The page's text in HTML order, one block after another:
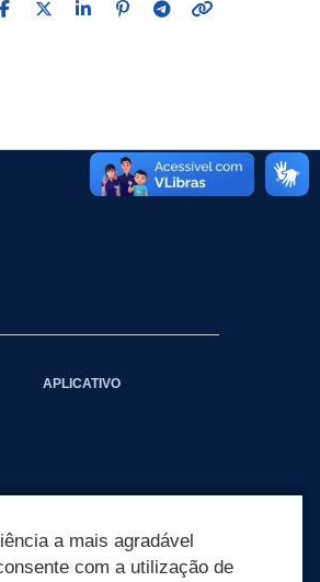
APLICATIVO
a mais agradável
com a utilização de